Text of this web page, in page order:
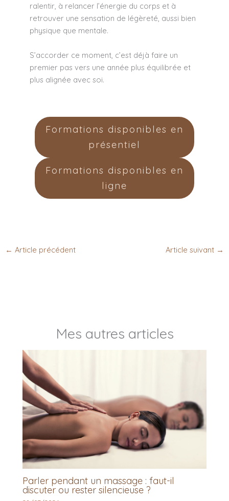
ralentir, à relancer l’énergie du corps et à
retrouver une sensation de légèreté, aussi bien
physique que mentale.
S’accorder ce moment, c’est déjà faire un
premier pas vers une année plus équilibrée et
plus alignée avec soi.
Formations disponibles en
présentiel
Formations disponibles en
ligne
← Article précédent Article suivant →
Mes autres articles
Parler pendant un massage : faut-il
discuter ou rester silencieuse ?